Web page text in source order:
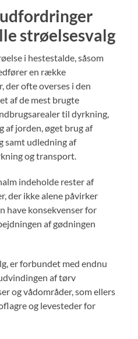
strøelsesvalg
i hestestalde, såsom
en række
ofte overses i den
af de mest brugte
til dyrkning,
af jorden, øget brug af
samt udledning af
og transport.
indeholde rester af
der ikke alene påvirker
have konsekvenser for
af gødningen
er forbundet med endnu
af tørv
og vådområder, som ellers
og levesteder for